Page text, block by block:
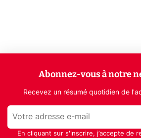
Abonnez-vous à notre
Recevez un résumé quotidien de
En cliquant sur s'inscrire, j’accepte de